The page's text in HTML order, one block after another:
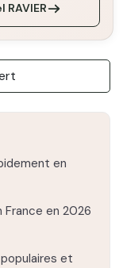
en
France en 2026
et